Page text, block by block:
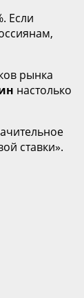
Если
рынка
настолько
ставки».